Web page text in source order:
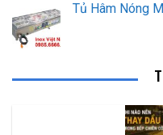
Tủ Hâm Nóng